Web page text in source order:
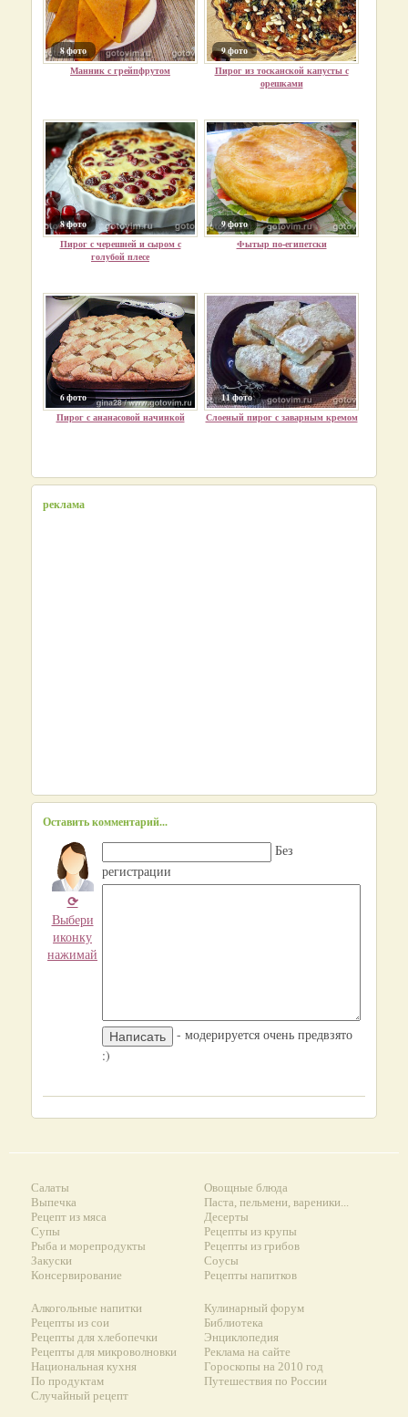
8 фото
Манник с грейпфрутом
9 фото
Пирог из тосканской капусты с
орешками
8 фото
Пирог с черешней и сыром с
голубой плесе
9 фото
Фытыр по-египетски
6 фото
Пирог с ананасовой начинкой
11 фото
Слоеный пирог с заварным кремом
реклама
Оставить комментарий...
⟳
Выбери
иконку
нажимай
Без
регистрации
- модерируется очень предвзято
:)
Салаты
Выпечка
Рецепт из мяса
Супы
Рыба и морепродукты
Закуски
Консервирование
Овощные блюда
Паста, пельмени, вареники...
Десерты
Рецепты из крупы
Рецепты из грибов
Соусы
Рецепты напитков
Алкогольные напитки
Рецепты из сои
Рецепты для хлебопечки
Рецепты для микроволновки
Национальная кухня
По продуктам
Случайный рецепт
Кулинарный форум
Библиотека
Энциклопедия
Реклама на сайте
Гороскопы на 2010 год
Путешествия по России